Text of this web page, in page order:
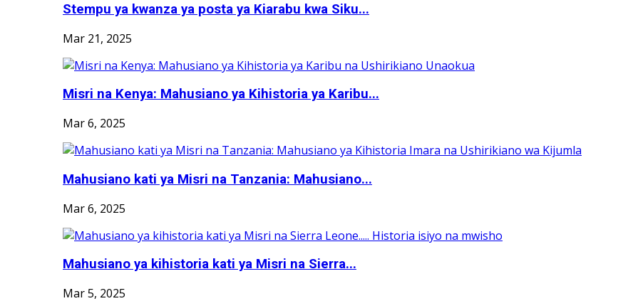
Stempu ya kwanza ya posta ya Kiarabu kwa Siku...
Mar 21, 2025
Misri na Kenya: Mahusiano ya Kihistoria ya Karibu...
Mar 6, 2025
Mahusiano kati ya Misri na Tanzania: Mahusiano...
Mar 6, 2025
Mahusiano ya kihistoria kati ya Misri na Sierra...
Mar 5, 2025